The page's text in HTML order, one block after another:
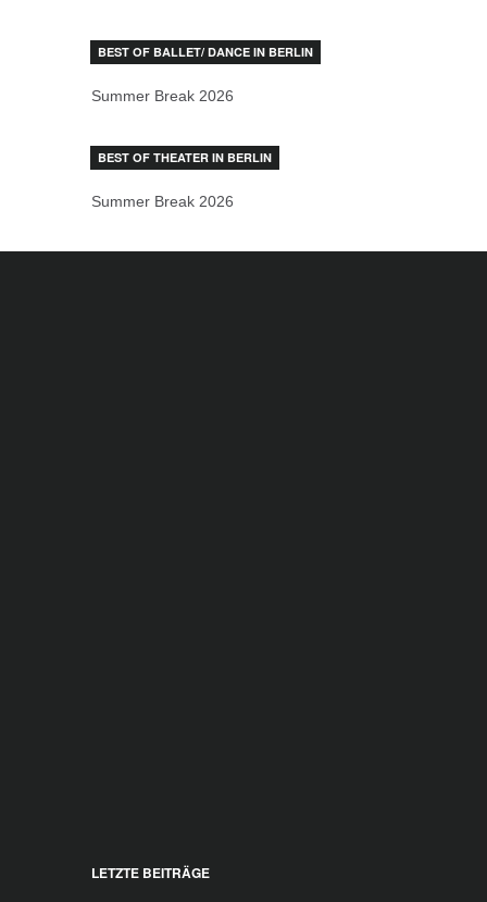
BEST OF BALLET/ DANCE IN BERLIN
Summer Break 2026
BEST OF THEATER IN BERLIN
Summer Break 2026
LETZTE BEITRÄGE